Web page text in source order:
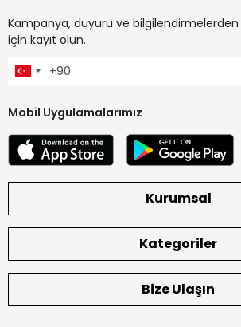
Kampanya, duyuru ve
için kayıt olun.
Mobil Uygulamalarımız
Kurumsal
Kategoriler
Bize Ulaşın